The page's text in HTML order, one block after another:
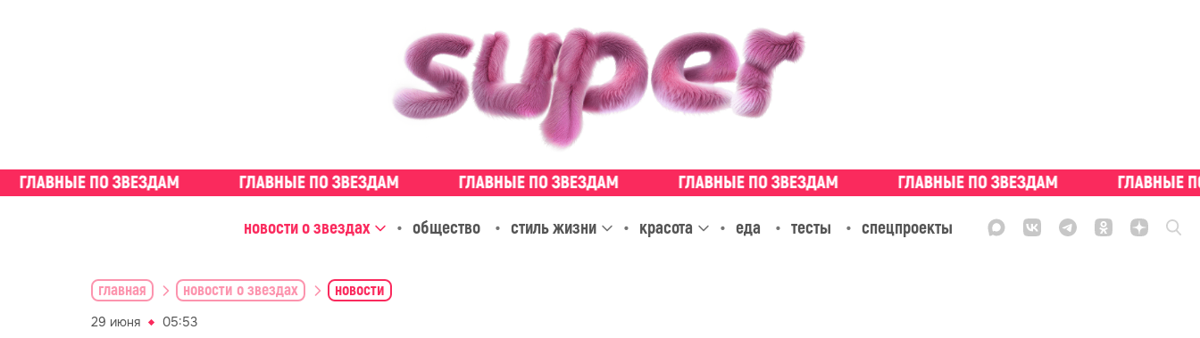
новости о звездах общество стиль жизни красота еда тесты спецпроекты
главная новости о звездах новости
29 июня 05:53